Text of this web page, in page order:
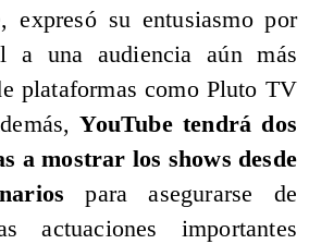
expresó su entusiasmo por
a una audiencia aún más
plataformas como Pluto TV
YouTube tendrá dos
a mostrar los shows desde
para asegurarse de
actuaciones importantes